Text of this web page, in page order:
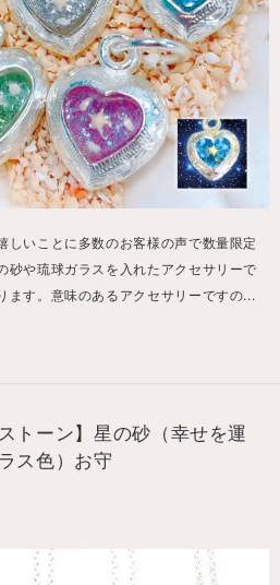
しいことに多数のお客様の声で数量限定
砂や琉球ガラスを入れたアクセサリーで
ます。意味のあるアクセサリーですの...
トーン】星の砂（幸せを運
ス色）お守